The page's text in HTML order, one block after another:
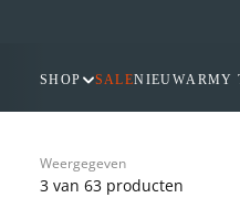
SHOP SALENIEUWARMY
Weergegeven
3 van 63 producten